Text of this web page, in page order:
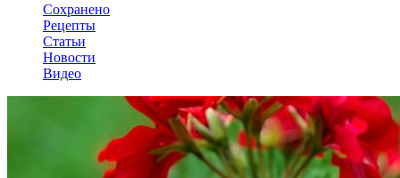
Сохранено
Рецепты
Статьи
Новости
Видео